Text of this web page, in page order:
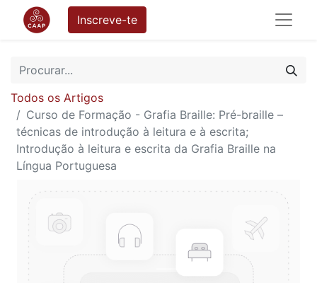
Inscreve-te
Todos os Artigos
Curso de Formação - Grafia Braille: Pré-braille –
técnicas de introdução à leitura e à escrita;
Introdução à leitura e escrita da Grafia Braille na
Língua Portuguesa